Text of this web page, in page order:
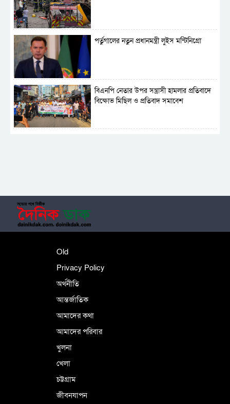
পর্তুগালের নতুন প্রধানমন্ত্রী লুইস মন্টিনিগ্রো
বিএনপি নেতার উপর সন্ত্রাসী হামলার প্রতিবাদে
বিক্ষোভ মিছিল ও প্রতিবাদ সমাবেশ
Old
Privacy Policy
অর্থনীতি
আন্তর্জাতিক
আমাদের কথা
আমাদের পরিবার
খুলনা
খেলা
চট্টগ্রাম
জীবনযাপন